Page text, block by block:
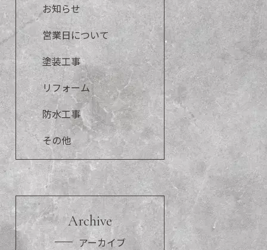
お知らせ
営業日について
塗装工事
リフォーム
防水工事
その他
Archive
アーカイブ